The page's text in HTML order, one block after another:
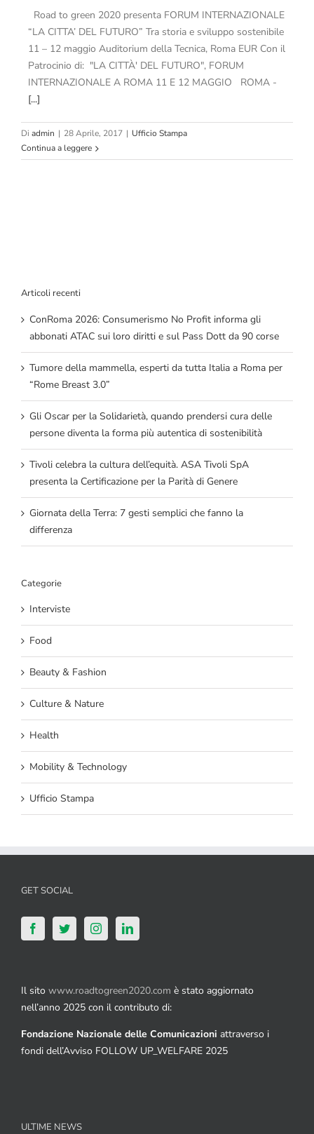
Road to green 2020 presenta FORUM INTERNAZIONALE
“LA CITTA’ DEL FUTURO” Tra storia e sviluppo sostenibile
11 – 12 maggio Auditorium della Tecnica, Roma EUR Con il
Patrocinio di: "LA CITTÀ' DEL FUTURO", FORUM
INTERNAZIONALE A ROMA 11 E 12 MAGGIO ROMA -
[...]
Di admin | 28 Aprile, 2017 | Ufficio Stampa
Continua a leggere
Articoli recenti
ConRoma 2026: Consumerismo No Profit informa gli
abbonati ATAC sui loro diritti e sul Pass Dott da 90 corse
Tumore della mammella, esperti da tutta Italia a Roma per
“Rome Breast 3.0”
Gli Oscar per la Solidarietà, quando prendersi cura delle
persone diventa la forma più autentica di sostenibilità
Tivoli celebra la cultura dell’equità. ASA Tivoli SpA
presenta la Certificazione per la Parità di Genere
Giornata della Terra: 7 gesti semplici che fanno la
differenza
Categorie
Interviste
Food
Beauty & Fashion
Culture & Nature
Health
Mobility & Technology
Ufficio Stampa
GET SOCIAL
Il sito www.roadtogreen2020.com è stato aggiornato
nell’anno 2025 con il contributo di:
Fondazione Nazionale delle Comunicazioni attraverso i
fondi dell’Avviso FOLLOW UP_WELFARE 2025
ULTIME NEWS